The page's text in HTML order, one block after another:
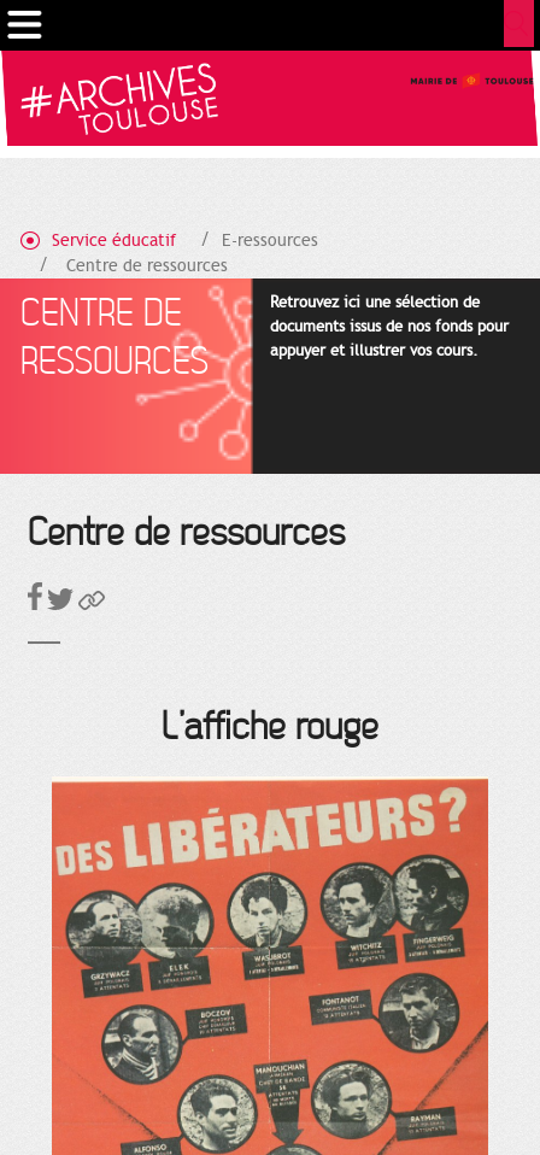
Service éducatif
E-ressources
Centre de ressources
CENTRE DE
RESSOURCES
Retrouvez ici une sélection de
documents issus de nos fonds pour
appuyer et illustrer vos cours.
Centre de ressources
L’affiche rouge
Gestion de vos préférences sur les cookies